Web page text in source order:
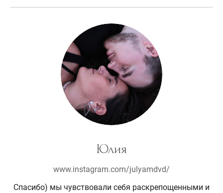
Юлия
www.instagram.com/julyamdvd/
Спасибо) мы чувствовали себя раскрепощенными и